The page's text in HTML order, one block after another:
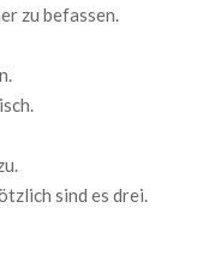
zu befassen.
sind es drei.